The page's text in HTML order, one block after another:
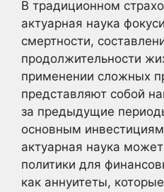
В традиционном
актуарная наука
смертности,
продолжительности
применении сложных
представляют собой
за предыдущие
основным
актуарная наука
политики для
как аннуитеты,